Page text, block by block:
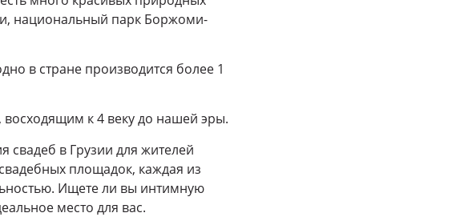
национальный парк Боржоми-
в стране производится более 1
к 4 веку до нашей эры.
свадеб в Грузии для жителей
площадок, каждая из
Ищете ли вы интимную
место для вас.